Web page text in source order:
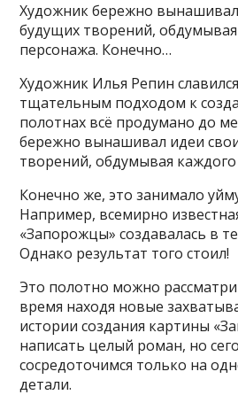
Художник бережно
будущих творений,
персонажа. Конечно…
Художник Илья Репин
тщательным подходом к
полотнах всё продумано до
бережно вынашивал идеи
творений, обдумывая
Конечно же, это занимало
Например, всемирно
«Запорожцы» создавалась в
Однако результат того стоил!
Это полотно можно
время находя новые
истории создания картины
написать целый роман, но
сосредоточимся только на
детали.